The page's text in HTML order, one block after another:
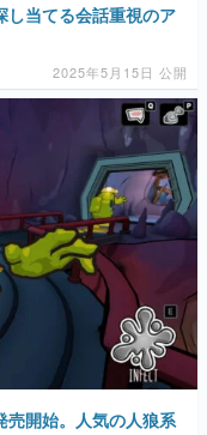
し当てる会話重視のア
2025年5月15日 公開
売開始。人気の人狼系